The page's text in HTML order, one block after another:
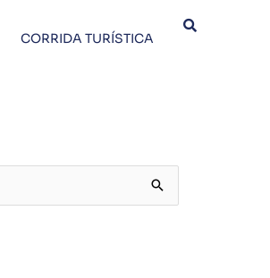
CORRIDA TURÍSTICA